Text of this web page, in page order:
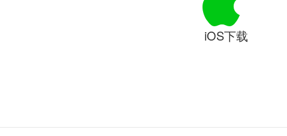
iOS下载